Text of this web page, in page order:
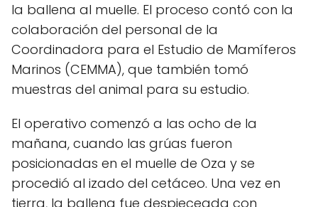
la ballena al muelle. El proceso contó con la
colaboración del personal de la
Coordinadora para el Estudio de Mamíferos
Marinos (CEMMA), que también tomó
muestras del animal para su estudio.
El operativo comenzó a las ocho de la
mañana, cuando las grúas fueron
posicionadas en el muelle de Oza y se
procedió al izado del cetáceo. Una vez en
tierra, la ballena fue despieceada con